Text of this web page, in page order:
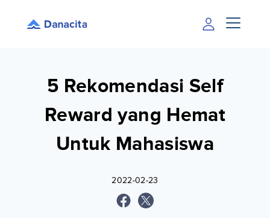
5 Rekomendasi Self
Reward yang Hemat
Untuk Mahasiswa
2022-02-23